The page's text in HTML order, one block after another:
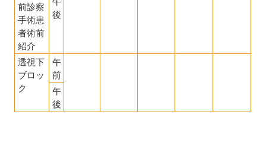
前診察
手術患
者術前
紹介
後
透視下
ブロッ
ク
午
前
午
後